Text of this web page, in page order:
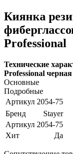
Киянка
Professional
Технические
Professional
Основные
Подробные
Артикул 2054-75
Бренд
Stayer
Артикул 2054-75
Хит
Да